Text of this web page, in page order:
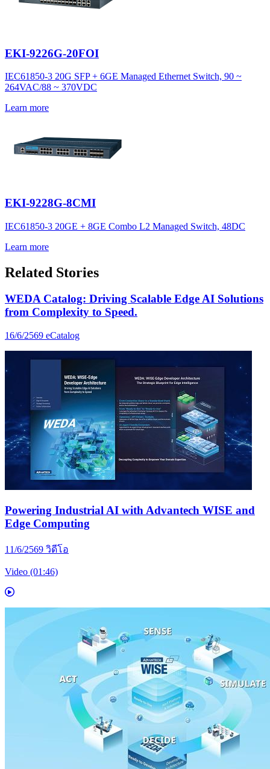
EKI-9226G-20FOI
IEC61850-3 20G SFP + 6GE Managed Ethernet Switch, 90 ~
264VAC/88 ~ 370VDC
Learn more
EKI-9228G-8CMI
IEC61850-3 20GE + 8GE Combo L2 Managed Switch, 48DC
Learn more
Related Stories
WEDA Catalog: Driving Scalable Edge AI Solutions
from Complexity to Speed.
16/6/2569 eCatalog
Powering Industrial AI with Advantech WISE and
Edge Computing
11/6/2569 วิดีโอ
Video (01:46)